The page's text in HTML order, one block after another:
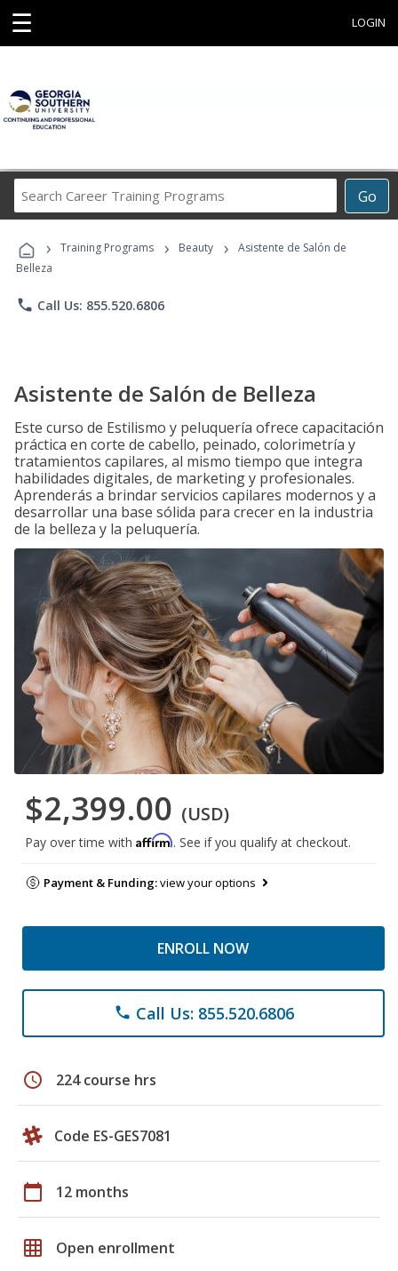
☰ LOGIN
Go
Career
Programs
› Training Programs › Beauty ›
Asistente de Salón de
Belleza
phone Call Us: 855.520.6806
Asistente de Salón de Belleza
Este curso de Estilismo y peluquería ofrece capacitación
práctica en corte de cabello, peinado, colorimetría y
tratamientos capilares, al mismo tiempo que integra
habilidades digitales, de marketing y profesionales.
Aprenderás a brindar servicios capilares modernos y a
desarrollar una base sólida para crecer en la industria
de la belleza y la peluquería.
$2,399.00 (USD)
Pay over time with Affirm. See if you qualify at checkout.
Payment & Funding:view your options
ENROLL NOW
phone Call Us: 855.520.6806
schedule 224 course hrs
Code ES-GES7081
calendar_today 12 months
grid_on Open enrollment